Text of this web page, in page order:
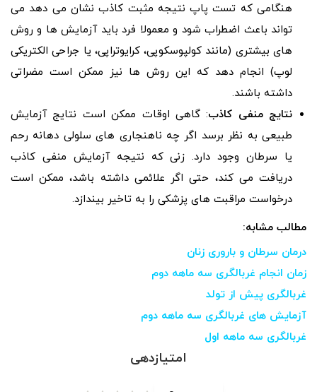
هنگامی که تست پاپ نتیجه مثبت کاذب نشان می دهد می
تواند باعث اضطراب شود و معمولا فرد باید آزمایش ها و روش
های بیشتری (مانند کولپوسکوپی، کرایوتراپی، یا جراحی الکتریکی
لوپ) انجام دهد که این روش ها نیز ممکن است مضراتی
داشته باشند.
نتایج منفی کاذب: گاهی اوقات ممکن است نتایج آزمایش
طبیعی به نظر برسد اگر چه ناهنجاری های سلولی دهانه رحم
یا سرطان وجود دارد. زنی که نتیجه آزمایش منفی کاذب
دریافت می کند، حتی اگر علائمی داشته باشد، ممکن است
درخواست مراقبت های پزشکی را به تاخیر بیندازد.
مطالب مشابه:
درمان سرطان و باروری زنان
زمان انجام غربالگری سه ماهه دوم
غربالگری پیش از تولد
آزمایش های غربالگری سه ماهه دوم
غربالگری سه ماهه اول
امتیازدهی